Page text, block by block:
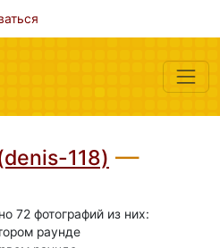
118) —
72 фотографий из них:
раунде